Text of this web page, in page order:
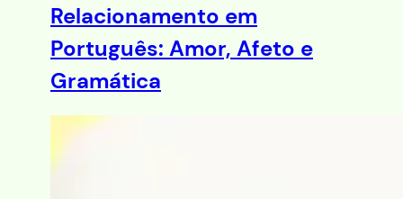
Relacionamento em
Português: Amor, Afeto e
Gramática